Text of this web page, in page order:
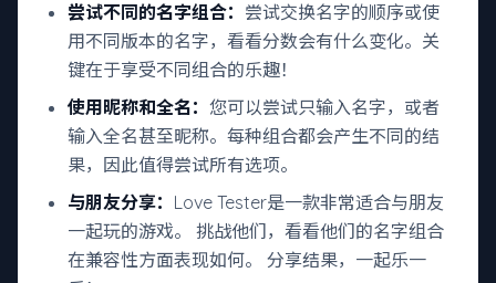
尝试不同的名字组合： 尝试交换名字的顺序或使
用不同版本的名字，看看分数会有什么变化。关
键在于享受不同组合的乐趣！
使用昵称和全名： 您可以尝试只输入名字，或者
输入全名甚至昵称。每种组合都会产生不同的结
果，因此值得尝试所有选项。
与朋友分享： Love Tester是一款非常适合与朋友
一起玩的游戏。 挑战他们，看看他们的名字组合
在兼容性方面表现如何。 分享结果，一起乐一